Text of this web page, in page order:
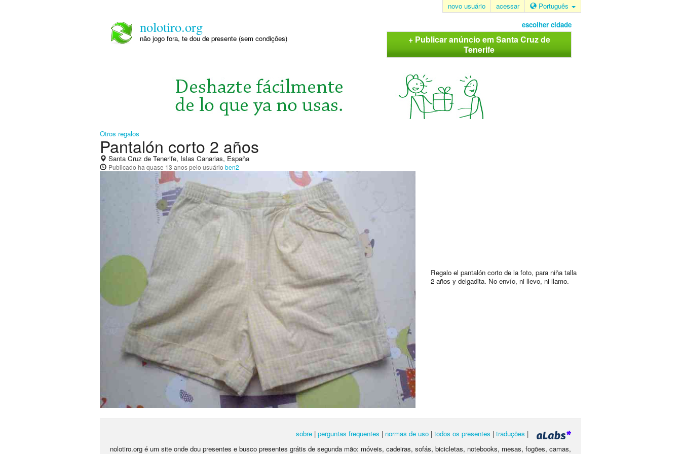
novo usuário acessar Português
nolotiro.org
não jogo fora, te dou de presente (sem condições)
escolher cidade
+ Publicar anúncio em Santa Cruz de
Tenerife
Otros regalos
Pantalón corto 2 años
Santa Cruz de Tenerife, Islas Canarias, España
Publicado ha quase 13 anospelo usuário ben2
Regalo el pantalón corto de la foto, para niña talla
2 años y delgadita. No envío, ni llevo, ni llamo.
sobre | perguntas frequentes | normas de uso | todos os presentes | traduções |
nolotiro.org é um site onde dou presentes e busco presentes grátis de segunda mão: móveis, cadeiras, sofás, bicicletas, notebooks, mesas, fogões, camas,